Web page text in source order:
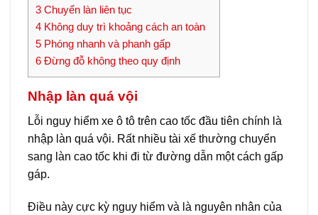
3 Chuyển làn liên tục
4 Không duy trì khoảng cách an toàn
5 Phóng nhanh và phanh gấp
6 Đừng đỗ không theo quy định
Nhập làn quá vội
Lỗi nguy hiểm xe ô tô trên cao tốc đầu tiên chính là
nhập làn quá vội. Rất nhiều tài xế thường chuyển
sang làn cao tốc khi đi từ đường dẫn một cách gấp
gáp.
Điều này cực kỳ nguy hiểm và là nguyên nhân của